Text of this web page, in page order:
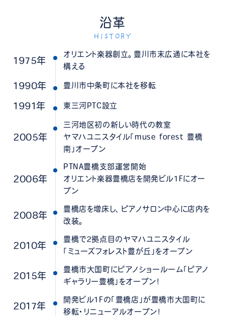
沿革
HISTORY
1975年
オリエント楽器創立。豊川市末広通に本社を
構える
1990年 豊川市中条町に本社を移転
1991年 東三河PTC設立
2005年
三河地区初の新しい時代の教室
ヤマハユニスタイル「muse forest 豊橋
南」オープン
2006年
PTNA豊橋支部運営開始
オリエント楽器豊橋店を開発ビル1Fにオー
プン
2008年
豊橋店を増床し、ピアノサロン中心に店内を
改装。
2010年
豊橋で2拠点目のヤマハユニスタイル
「ミューズフォレスト豊が丘」をオープン
2015年
豊橋市大国町にピアノショールーム「ピアノ
ギャラリー豊橋」をオープン！
2017年
開発ビル1Fの「豊橋店」が豊橋市大国町に
移転・リニューアルオープン！